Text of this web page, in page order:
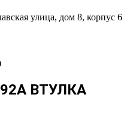
улица, дом 8, корпус 6
ВТУЛКА